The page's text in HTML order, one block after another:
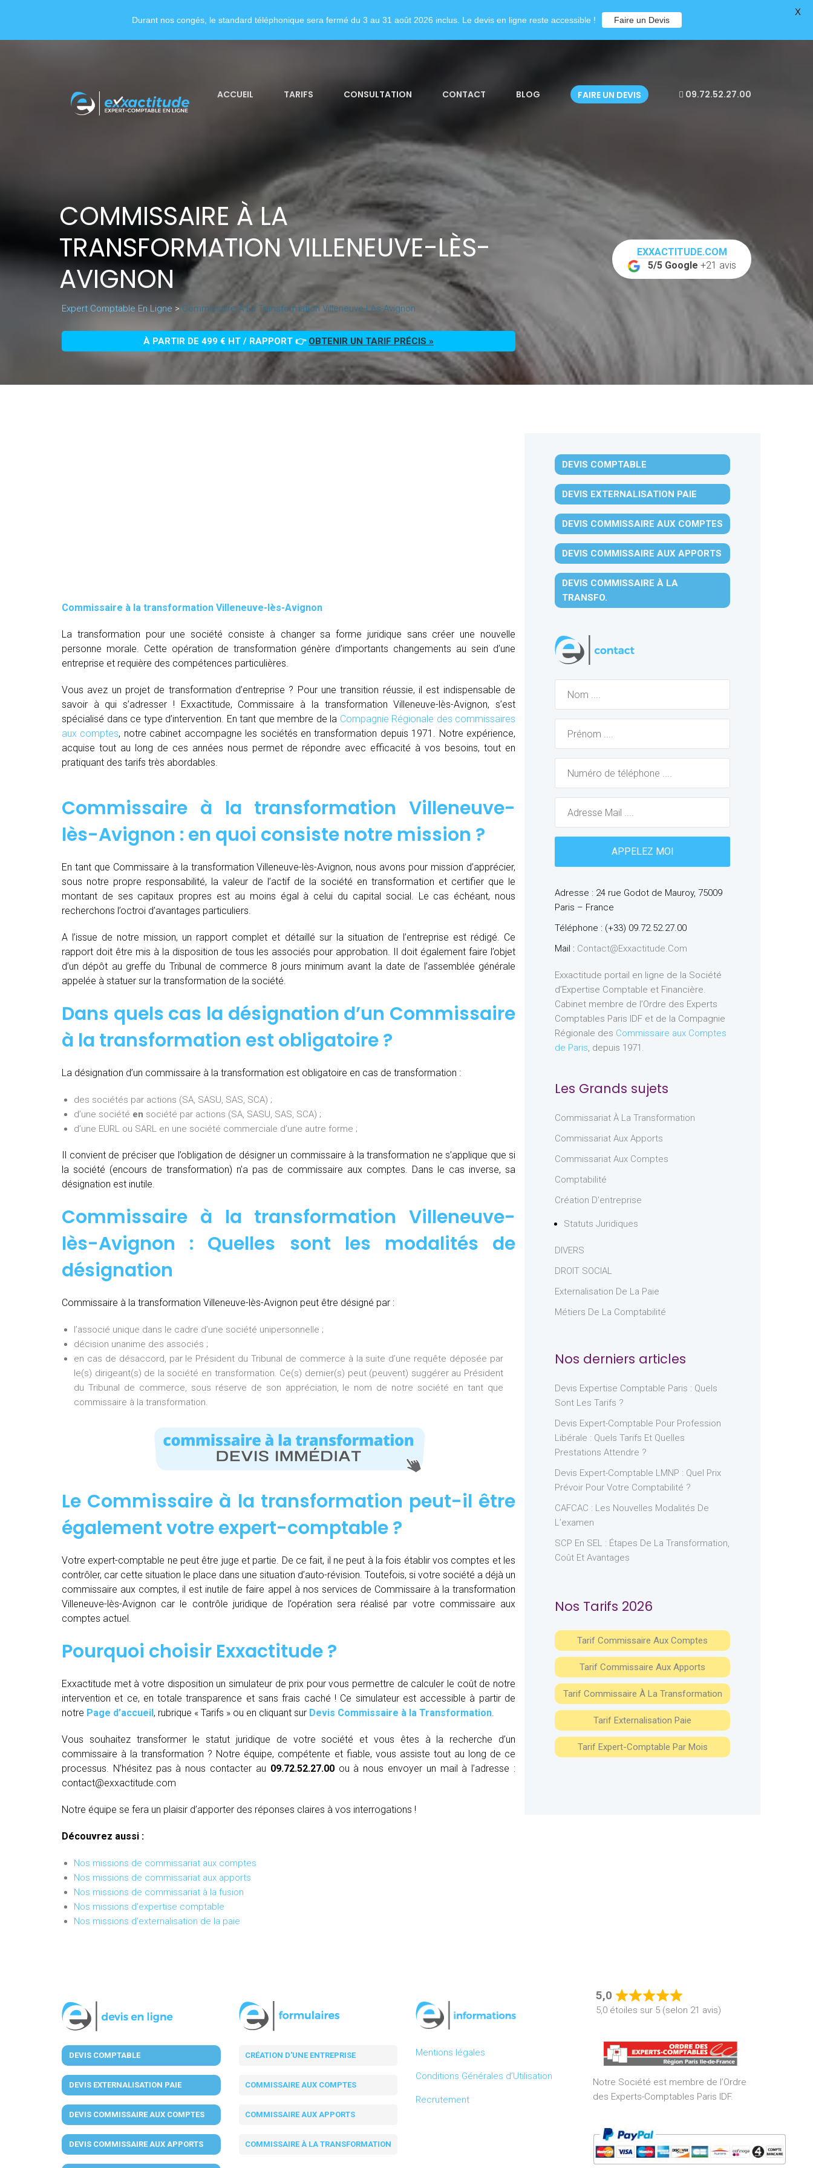
ACCUEIL TARIFS CONSULTATION CONTACT BLOG FAIRE UN DEVIS 09.72.52.27.00
COMMISSAIRE À LA
TRANSFORMATION VILLENEUVE-LÈS-
AVIGNON
Expert Comptable En Ligne > Commissaire À La Transformation Villeneuve-Lès-Avignon
À PARTIR DE 499 € HT / RAPPORT 👉 OBTENIR UN TARIF PRÉCIS »
EXXACTITUDE.COM
5/5 Google +21 avis
Commissaire à la transformation Villeneuve-lès-Avignon
La transformation pour une société consiste à changer sa forme juridique sans créer une nouvelle
personne morale. Cette opération de transformation génère d’importants changements au sein d’une
entreprise et requière des compétences particulières.
Vous avez un projet de transformation d’entreprise ? Pour une transition réussie, il est indispensable de
savoir à qui s’adresser ! Exxactitude, Commissaire à la transformation Villeneuve-lès-Avignon, s’est
spécialisé dans ce type d’intervention. En tant que membre de la Compagnie Régionale des commissaires
aux comptes, notre cabinet accompagne les sociétés en transformation depuis 1971. Notre expérience,
acquise tout au long de ces années nous permet de répondre avec efficacité à vos besoins, tout en
pratiquant des tarifs très abordables.
Commissaire à la transformation Villeneuve-
lès-Avignon : en quoi consiste notre mission ?
En tant que Commissaire à la transformation Villeneuve-lès-Avignon, nous avons pour mission d’apprécier,
sous notre propre responsabilité, la valeur de l’actif de la société en transformation et certifier que le
montant de ses capitaux propres est au moins égal à celui du capital social. Le cas échéant, nous
recherchons l’octroi d’avantages particuliers.
A l’issue de notre mission, un rapport complet et détaillé sur la situation de l’entreprise est rédigé. Ce
rapport doit être mis à la disposition de tous les associés pour approbation. Il doit également faire l’objet
d’un dépôt au greffe du Tribunal de commerce 8 jours minimum avant la date de l’assemblée générale
appelée à statuer sur la transformation de la société.
Dans quels cas la désignation d’un Commissaire
à la transformation est obligatoire ?
La désignation d’un commissaire à la transformation est obligatoire en cas de transformation :
des sociétés par actions (SA, SASU, SAS, SCA) ;
d’une société en société par actions (SA, SASU, SAS, SCA) ;
d’une EURL ou SARL en une société commerciale d’une autre forme ;
Il convient de préciser que l’obligation de désigner un commissaire à la transformation ne s’applique que si
la société (encours de transformation) n’a pas de commissaire aux comptes. Dans le cas inverse, sa
désignation est inutile.
Commissaire à la transformation Villeneuve-
lès-Avignon : Quelles sont les modalités de
désignation
Commissaire à la transformation Villeneuve-lès-Avignon peut être désigné par :
l’associé unique dans le cadre d’une société unipersonnelle ;
décision unanime des associés ;
en cas de désaccord, par le Président du Tribunal de commerce à la suite d’une requête déposée par
le(s) dirigeant(s) de la société en transformation. Ce(s) dernier(s) peut (peuvent) suggérer au Président
du Tribunal de commerce, sous réserve de son appréciation, le nom de notre société en tant que
commissaire à la transformation.
Le Commissaire à la transformation peut-il être
également votre expert-comptable ?
Votre expert-comptable ne peut être juge et partie. De ce fait, il ne peut à la fois établir vos comptes et les
contrôler, car cette situation le place dans une situation d’auto-révision. Toutefois, si votre société a déjà un
commissaire aux comptes, il est inutile de faire appel à nos services de Commissaire à la transformation
Villeneuve-lès-Avignon car le contrôle juridique de l’opération sera réalisé par votre commissaire aux
comptes actuel.
Pourquoi choisir Exxactitude ?
Exxactitude met à votre disposition un simulateur de prix pour vous permettre de calculer le coût de notre
intervention et ce, en totale transparence et sans frais caché ! Ce simulateur est accessible à partir de
notre Page d’accueil, rubrique « Tarifs » ou en cliquant sur Devis Commissaire à la Transformation.
Vous souhaitez transformer le statut juridique de votre société et vous êtes à la recherche d’un
commissaire à la transformation ? Notre équipe, compétente et fiable, vous assiste tout au long de ce
processus. N’hésitez pas à nous contacter au 09.72.52.27.00ou à nous envoyer un mail à l’adresse :
contact@exxactitude.com
Notre équipe se fera un plaisir d’apporter des réponses claires à vos interrogations !
Découvrez aussi :
Nos missions de commissariat aux comptes
Nos missions de commissariat aux apports
Nos missions de commissariat à la fusion
Nos missions d'expertise comptable
Nos missions d'externalisation de la paie
DEVIS COMPTABLE
DEVIS EXTERNALISATION PAIE
DEVIS COMMISSAIRE AUX COMPTES
DEVIS COMMISSAIRE AUX APPORTS
DEVIS COMMISSAIRE À LA
TRANSFO.
Adresse : 24 rue Godot de Mauroy, 75009
Paris – France
Téléphone : (+33) 09.72.52.27.00
Mail : Contact@exxactitude.com
Exxactitude portail en ligne de la Société
d’Expertise Comptable et Financière.
Cabinet membre de l’Ordre des Experts
Comptables Paris IDF et de la Compagnie
Régionale des Commissaire aux Comptes
de Paris, depuis 1971.
Les Grands sujets
Commissariat À La Transformation
Commissariat Aux Apports
Commissariat Aux Comptes
Comptabilité
Création D'entreprise
Statuts Juridiques
DIVERS
DROIT SOCIAL
Externalisation De La Paie
Métiers De La Comptabilité
Nos derniers articles
Devis Expertise Comptable Paris : Quels
Sont Les Tarifs ?
Devis Expert-Comptable Pour Profession
Libérale : Quels Tarifs Et Quelles
Prestations Attendre ?
Devis Expert-Comptable LMNP : Quel Prix
Prévoir Pour Votre Comptabilité ?
CAFCAC : Les Nouvelles Modalités De
L’examen
SCP En SEL : Étapes De La Transformation,
Coût Et Avantages
Nos Tarifs 2026
Tarif Commissaire Aux Comptes
Tarif Commissaire Aux Apports
Tarif Commissaire À La Transformation
Tarif Externalisation Paie
Tarif Expert-Comptable Par Mois
DEVIS COMPTABLE
DEVIS EXTERNALISATION PAIE
DEVIS COMMISSAIRE AUX COMPTES
DEVIS COMMISSAIRE AUX APPORTS
CRÉATION D'UNE ENTREPRISE
COMMISSAIRE AUX COMPTES
COMMISSAIRE AUX APPORTS
COMMISSAIRE À LA TRANSFORMATION
Mentions légales
Conditions Générales d’Utilisation
Recrutement
5,0
Rated
5,0
5
5,0 étoiles sur 5 (selon 21 avis)
Notre Société est membre de l’Ordre
des Experts-Comptables Paris IDF.
Durant nos congés, le standard téléphonique sera fermé du 3 au 31 août 2026 inclus. Le devis en ligne reste accessible ! Faire un Devis
X